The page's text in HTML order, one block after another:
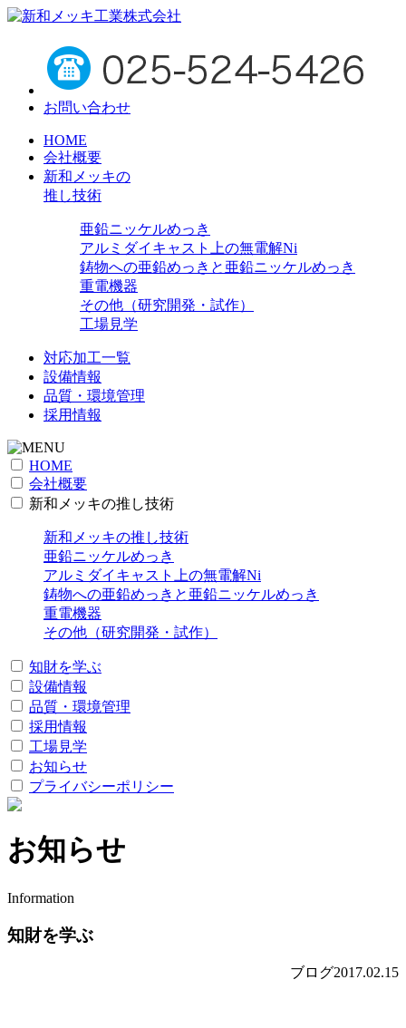
お問い合わせ
HOME
会社概要
新和メッキの
推し技術
亜鉛ニッケルめっき
アルミダイキャスト上の無電解Ni
鋳物への亜鉛めっきと亜鉛ニッケルめっき
重電機器
その他（研究開発・試作）
工場見学
対応加工一覧
設備情報
品質・環境管理
採用情報
HOME
会社概要
新和メッキの推し技術
新和メッキの推し技術
亜鉛ニッケルめっき
アルミダイキャスト上の無電解Ni
鋳物への亜鉛めっきと亜鉛ニッケルめっき
重電機器
その他（研究開発・試作）
知財を学ぶ
設備情報
品質・環境管理
採用情報
工場見学
お知らせ
プライバシーポリシー
お知らせ
Information
知財を学ぶ
ブログ2017.02.15